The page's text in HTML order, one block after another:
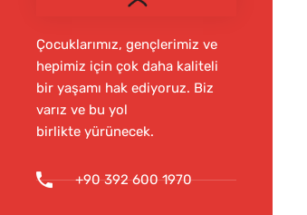
Çocuklarımız, gençlerimiz ve
hepimiz için çok daha kaliteli
bir yaşamı hak ediyoruz. Biz
varız ve bu yol
birlikte yürünecek.
+90 392 600 1970